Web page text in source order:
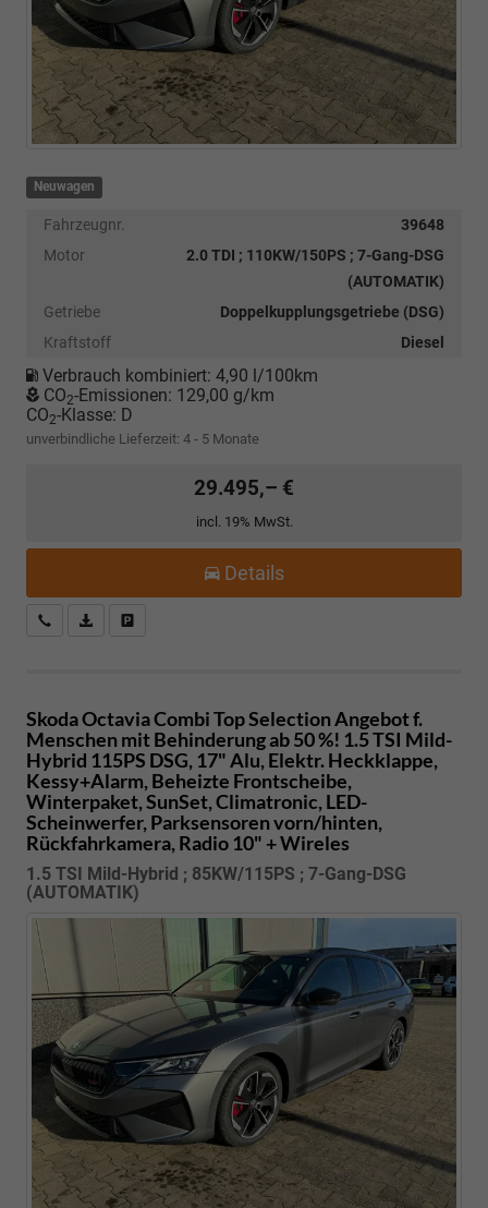
Neuwagen
Fahrzeugnr.
39648
Motor
2.0 TDI ; 110KW/150PS ; 7-Gang-DSG
(AUTOMATIK)
Getriebe
Doppelkupplungsgetriebe (DSG)
Kraftstoff
Diesel
Verbrauch kombiniert: 4,90 l/100km
CO2-Emissionen: 129,00 g/km
CO2-Klasse: D
unverbindliche Lieferzeit: 4 - 5 Monate
29.495,– €
incl. 19% MwSt.
Details
Kostenloser Rückruf-Service
PDF-Datei, Fahrzeugexposé drucken
Skoda Octavia CombiTop Selection Angebot f.
Menschen mit Behinderung ab 50 %! 1.5 TSI Mild-
Hybrid 115PS DSG, 17" Alu, Elektr. Heckklappe,
Kessy+Alarm, Beheizte Frontscheibe,
Winterpaket, SunSet, Climatronic, LED-
Scheinwerfer, Parksensoren vorn/hinten,
Rückfahrkamera, Radio 10" + Wireles
1.5 TSI Mild-Hybrid ; 85KW/115PS ; 7-Gang-DSG
(AUTOMATIK)